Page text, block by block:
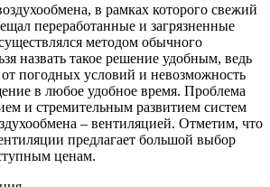
в рамках которого свежий
переработанные и загрязненные
методом обычного
назвать такое решение удобным, ведь
погодных условий и невозможность
в любое удобное время. Проблема
и стремительным развитием систем
– вентиляцией. Отметим, что
предлагает большой выбор
ценам.